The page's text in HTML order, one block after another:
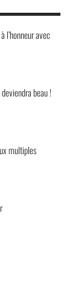
l’honneur avec
beau !
multiples